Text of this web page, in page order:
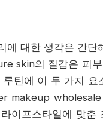
에 대한 생각은 간
skin의 질감은 피
루틴에 이 두 가지
makeup
이프스타일에 맞춘